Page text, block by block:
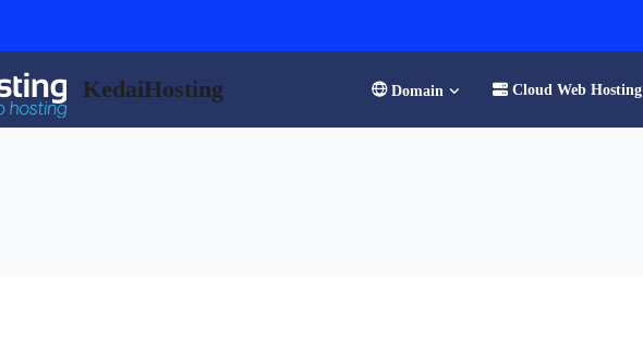
KedaiHosting Domain Cloud Web Hosting